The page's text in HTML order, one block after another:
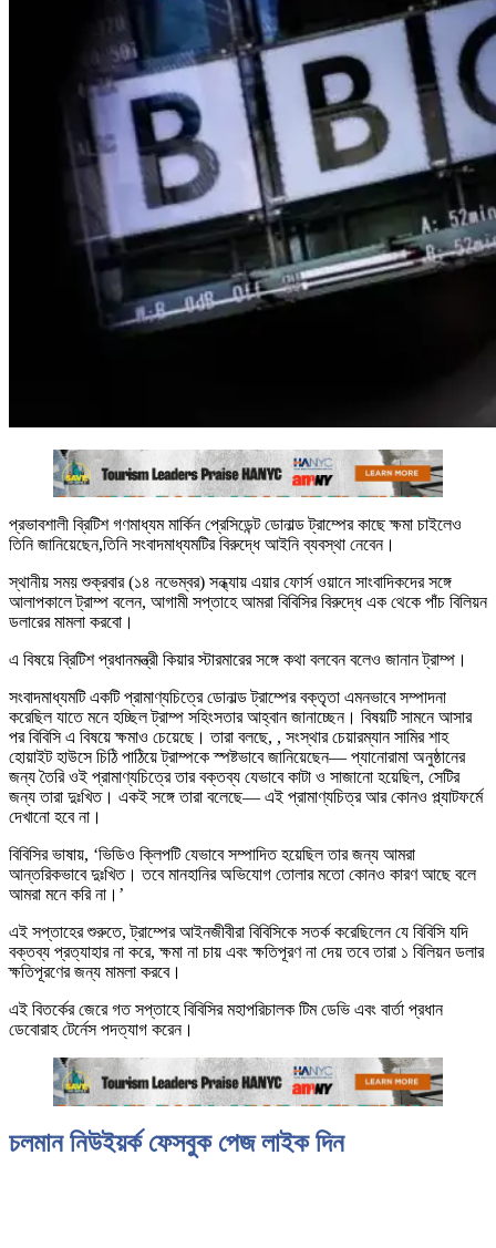
প্রভাবশালী ব্রিটিশ গণমাধ্যম মার্কিন প্রেসিডেন্ট ডোনাল্ড ট্রাম্পের কাছে ক্ষমা চাইলেও
তিনি জানিয়েছেন,তিনি সংবাদমাধ্যমটির বিরুদ্ধে আইনি ব্যবস্থা নেবেন।
স্থানীয় সময় শুক্রবার (১৪ নভেম্বর) সন্ধ্যায় এয়ার ফোর্স ওয়ানে সাংবাদিকদের সঙ্গে
আলাপকালে ট্রাম্প বলেন, আগামী সপ্তাহে আমরা বিবিসির বিরুদ্ধে এক থেকে পাঁচ বিলিয়ন
ডলারের মামলা করবো।
এ বিষয়ে ব্রিটিশ প্রধানমন্ত্রী কিয়ার স্টারমারের সঙ্গে কথা বলবেন বলেও জানান ট্রাম্প।
সংবাদমাধ্যমটি একটি প্রামাণ্যচিত্রে ডোনাল্ড ট্রাম্পের বক্তৃতা এমনভাবে সম্পাদনা
করেছিল যাতে মনে হচ্ছিল ট্রাম্প সহিংসতার আহ্বান জানাচ্ছেন। বিষয়টি সামনে আসার
পর বিবিসি এ বিষয়ে ক্ষমাও চেয়েছে। তারা বলছে, , সংস্থার চেয়ারম্যান সামির শাহ
হোয়াইট হাউসে চিঠি পাঠিয়ে ট্রাম্পকে স্পষ্টভাবে জানিয়েছেন— প্যানোরামা অনুষ্ঠানের
জন্য তৈরি ওই প্রামাণ্যচিত্রে তার বক্তব্য যেভাবে কাটা ও সাজানো হয়েছিল, সেটির
জন্য তারা দুঃখিত। একই সঙ্গে তারা বলেছে— এই প্রামাণ্যচিত্র আর কোনও প্ল্যাটফর্মে
দেখানো হবে না।
বিবিসির ভাষায়, ‘ভিডিও ক্লিপটি যেভাবে সম্পাদিত হয়েছিল তার জন্য আমরা
আন্তরিকভাবে দুঃখিত। তবে মানহানির অভিযোগ তোলার মতো কোনও কারণ আছে বলে
আমরা মনে করি না।’
এই সপ্তাহের শুরুতে, ট্রাম্পের আইনজীবীরা বিবিসিকে সতর্ক করেছিলেন যে বিবিসি যদি
বক্তব্য প্রত্যাহার না করে, ক্ষমা না চায় এবং ক্ষতিপূরণ না দেয় তবে তারা ১ বিলিয়ন ডলার
ক্ষতিপূরণের জন্য মামলা করবে।
এই বিতর্কের জেরে গত সপ্তাহে বিবিসির মহাপরিচালক টিম ডেভি এবং বার্তা প্রধান
ডেবোরাহ টের্নেস পদত্যাগ করেন।
চলমান নিউইয়র্ক ফেসবুক পেজ লাইক দিন